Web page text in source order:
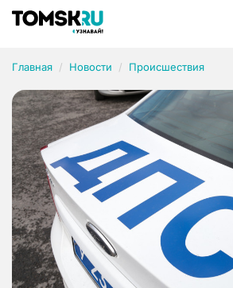
Главная Новости Происшествия